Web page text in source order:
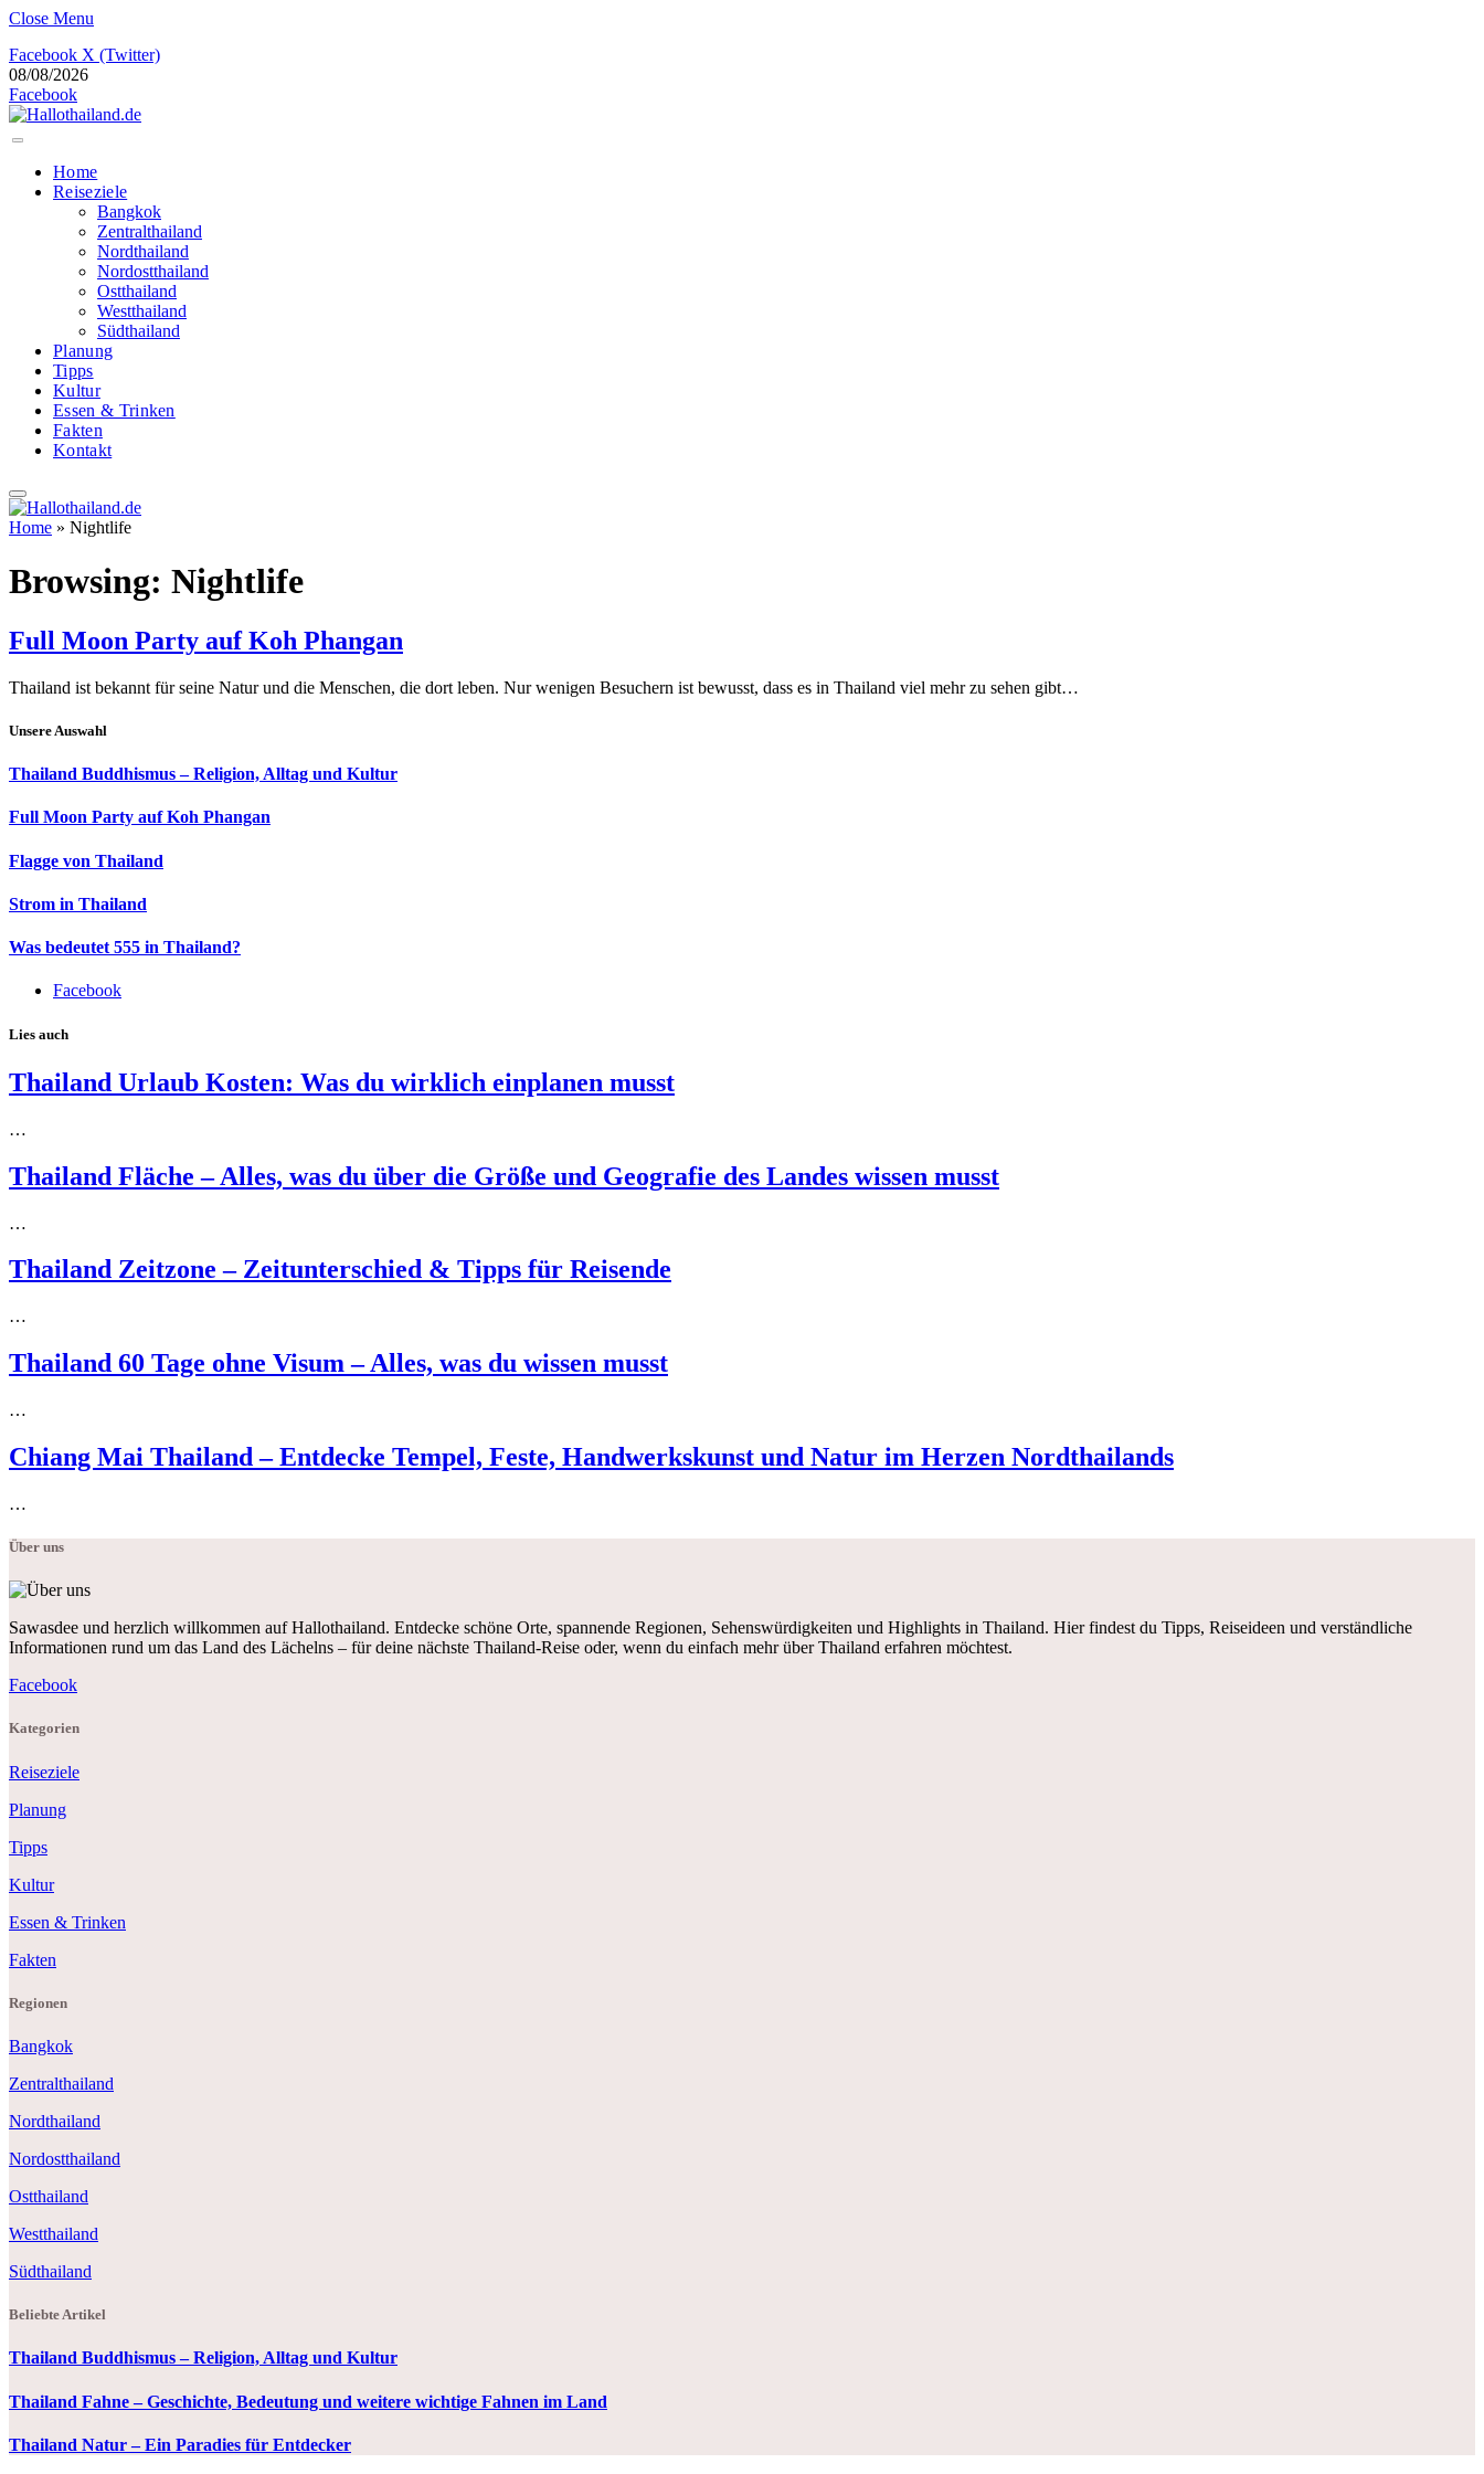
Close Menu
Facebook X (Twitter)
08/08/2026
Facebook
Home
Reiseziele
Bangkok
Zentralthailand
Nordthailand
Nordostthailand
Ostthailand
Westthailand
Südthailand
Planung
Tipps
Kultur
Essen & Trinken
Fakten
Kontakt
Home » Nightlife
Browsing: Nightlife
Full Moon Party auf Koh Phangan
Thailand ist bekannt für seine Natur und die Menschen, die dort leben. Nur wenigen Besuchern ist bewusst, dass es in Thailand viel mehr zu sehen gibt…
Unsere Auswahl
Thailand Buddhismus – Religion, Alltag und Kultur
Full Moon Party auf Koh Phangan
Flagge von Thailand
Strom in Thailand
Was bedeutet 555 in Thailand?
Facebook
Lies auch
Thailand Urlaub Kosten: Was du wirklich einplanen musst
…
Thailand Fläche – Alles, was du über die Größe und Geografie des Landes wissen musst
…
Thailand Zeitzone – Zeitunterschied & Tipps für Reisende
…
Thailand 60 Tage ohne Visum – Alles, was du wissen musst
…
Chiang Mai Thailand – Entdecke Tempel, Feste, Handwerkskunst und Natur im Herzen Nordthailands
…
Über uns
Sawasdee und herzlich willkommen auf Hallothailand. Entdecke schöne Orte, spannende Regionen, Sehenswürdigkeiten und Highlights in Thailand. Hier findest du Tipps, Reiseideen und verständliche
Informationen rund um das Land des Lächelns – für deine nächste Thailand-Reise oder, wenn du einfach mehr über Thailand erfahren möchtest.
Facebook
Kategorien
Reiseziele
Planung
Tipps
Kultur
Essen & Trinken
Fakten
Regionen
Bangkok
Zentralthailand
Nordthailand
Nordostthailand
Ostthailand
Westthailand
Südthailand
Beliebte Artikel
Thailand Buddhismus – Religion, Alltag und Kultur
Thailand Fahne – Geschichte, Bedeutung und weitere wichtige Fahnen im Land
Thailand Natur – Ein Paradies für Entdecker